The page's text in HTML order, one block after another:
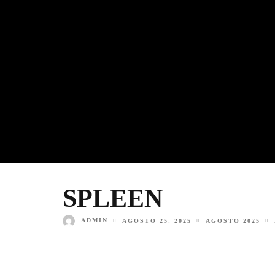
SPLEEN
ADMIN AGOSTO 25, 2025 AGOSTO 2025